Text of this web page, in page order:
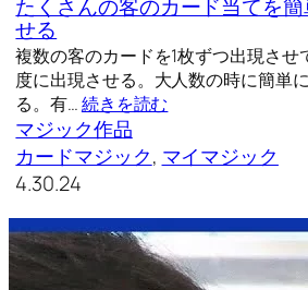
たくさんの客のカード当てを
せる
複数の客のカードを1枚ずつ出現させ
度に出現させる。大人数の時に簡単
る。有…続きを読む
マジック作品
カードマジック, マイマジック
4.30.24